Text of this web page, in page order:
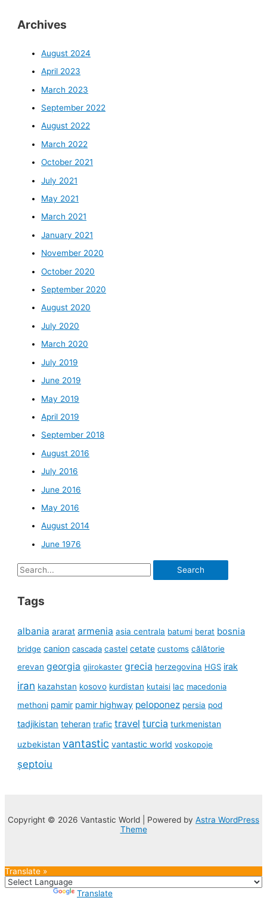
Archives
August 2024
April 2023
March 2023
September 2022
August 2022
March 2022
October 2021
July 2021
May 2021
March 2021
January 2021
November 2020
October 2020
September 2020
August 2020
July 2020
March 2020
July 2019
June 2019
May 2019
April 2019
September 2018
August 2016
July 2016
June 2016
May 2016
August 2014
June 1976
Search
Tags
albania ararat armenia asia centrala batumi berat bosnia
bridge canion cascada castel cetate customs călătorie
erevan georgia gjirokaster grecia herzegovina HGS irak
iran kazahstan kosovo kurdistan kutaisi lac macedonia
methoni pamir pamir highway peloponez persia pod
tadjikistan teheran trafic travel turcia turkmenistan
uzbekistan vantastic vantastic world voskopoje
șeptoiu
Copyright © 2026 Vantastic World | Powered by Astra WordPress
Theme
Translate »
Translate